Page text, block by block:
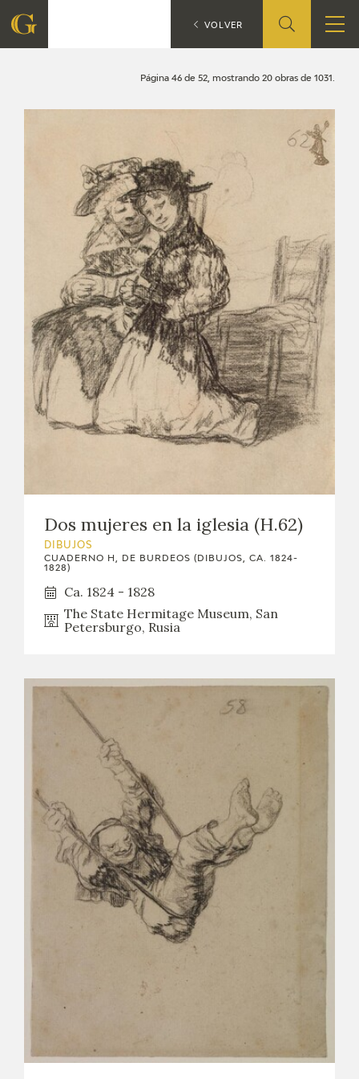
CENTRO DE INVESTIGACIÓN Y DOCUMENTACIÓN
ACCIÓN CORPORATIVA
CONTACTO
PROGRAMACIÓN
EXPOSICIONES
ACTIVIDADES
SALA DE PRENSA
BLOG CUADERNO ITALIANO
BIOGRAFÍA
EL VIAJE DE GOYA
CATÁLOGO
GOYA EN ARAGÓN
PREMIO ARAGÓN GOYA
Página 46 de 52, mostrando 20 obras de 1031.
Dos mujeres en la iglesia (H.62)
DIBUJOS
CUADERNO H, DE BURDEOS (DIBUJOS, CA. 1824-
1828)
Ca. 1824 - 1828
The State Hermitage Museum, San
Petersburgo, Rusia
CATÁLOGO Búsqueda
VOLVER